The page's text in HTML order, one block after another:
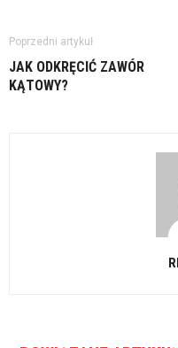
Poprzedni artykuł
JAK ODKRĘCIĆ ZAWÓR
KĄTOWY?